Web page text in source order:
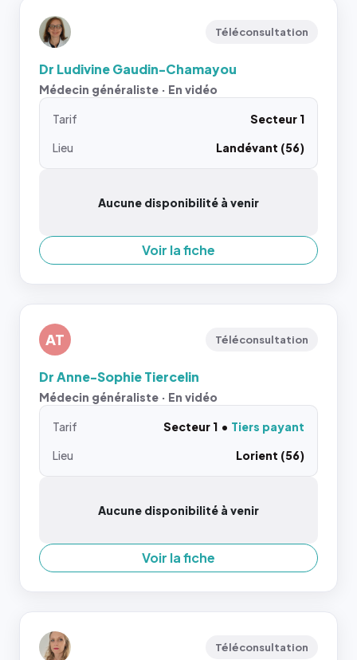
Téléconsultation
Dr Ludivine Gaudin-Chamayou
Médecin généraliste · En vidéo
Tarif
Secteur 1
Lieu
Landévant (56)
Aucune disponibilité à venir
Voir la fiche
AT Téléconsultation
Dr Anne-Sophie Tiercelin
Médecin généraliste · En vidéo
Tarif Secteur 1
Tiers payant
Lieu
Lorient (56)
Aucune disponibilité à venir
Voir la fiche
Téléconsultation